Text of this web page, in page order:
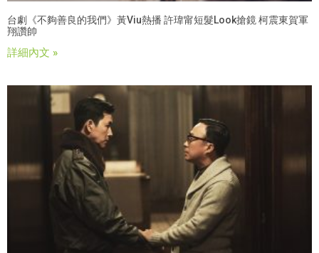
台劇《不夠善良的我們》黃Viu熱播 許瑋甯短髮look搶鏡 柯震東賀軍
翔讚帥
詳細內文 »